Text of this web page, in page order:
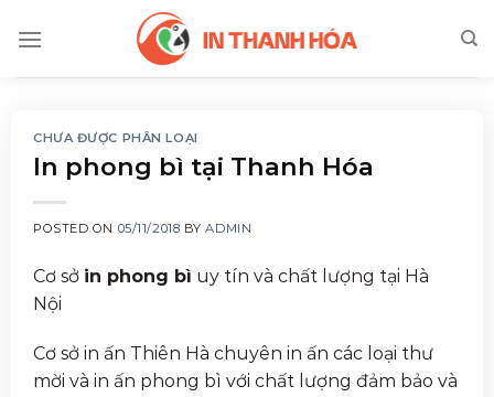
CHƯA ĐƯỢC PHÂN LOẠI
In phong bì tại Thanh Hóa
POSTED ON 05/11/2018 BYADMIN
Cơ sở in phong bì uy tín và chất lượng tại Hà
Nội
Cơ sở in ấn Thiên Hà chuyên in ấn các loại thư
mời và in ấn phong bì với chất lượng đảm bảo và